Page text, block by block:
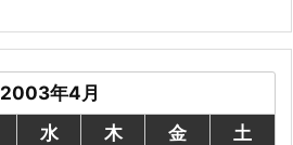
2003年4月
水 木 金
土